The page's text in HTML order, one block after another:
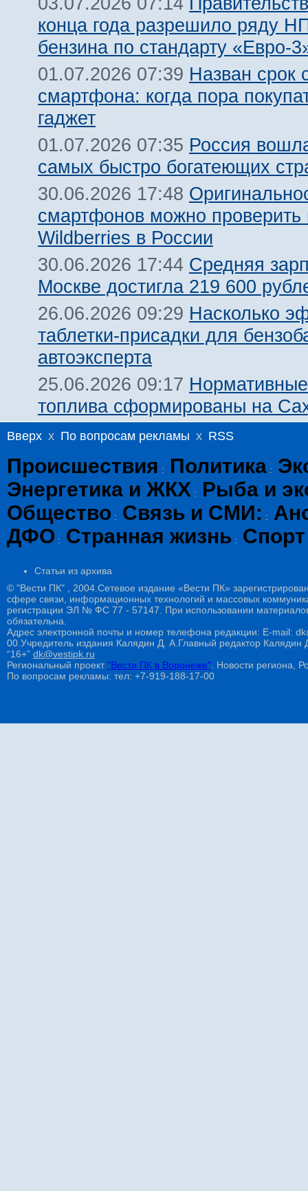
конца года разрешило ряду
бензина по стандарту «Евро-
01.07.2026 07:39 Назван срок
смартфона: когда пора
гаджет
01.07.2026 07:35 Россия
самых быстро богатеющих
30.06.2026 17:48
смартфонов можно проверить
Wildberries в России
30.06.2026 17:44 Средняя
Москве достигла 219 600
26.06.2026 09:29 Насколько
таблетки-присадки для
автоэксперта
25.06.2026 09:17
топлива сформированы на
Вверх x По вопросам рекламы x RSS
Происшествия : Политика :
Энергетика и ЖКХ :
Рыба и
Общество : Связь и СМИ: :
ДФО : Странная жизнь : Спорт
Статьи из архива
© "Вести ПК" , 2004.Сетевое издание «Вести ПК»
сфере связи, информационных технологий и массовых
регистрации ЭЛ № ФС 77 - 57147. При использовании
обязательна.
Адрес электронной почты и номер телефона редакции: E-mail:
00.Учредитель издания Калядин Д. А.Главный редактор
“16+” dk@vestipk.ru
Региональный проект"Вести ПК в Воронеже" . Новости региона,
По вопросам рекламы: тел: +7-919-188-17-00